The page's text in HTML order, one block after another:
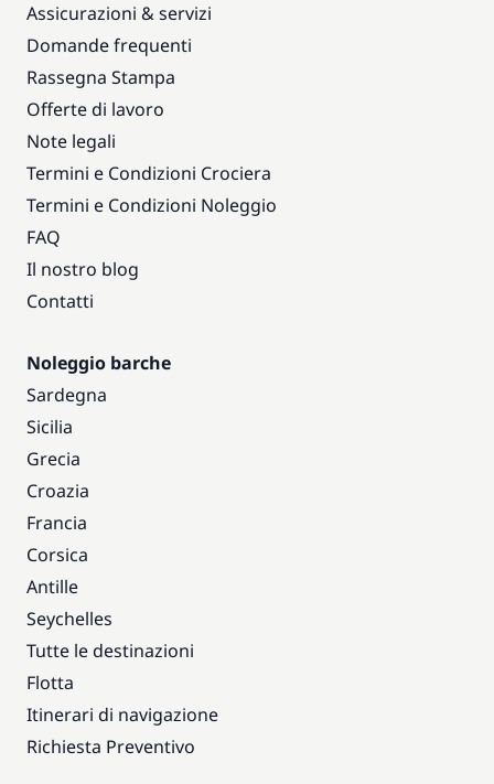
Assicurazioni & servizi
Domande frequenti
Rassegna Stampa
Offerte di lavoro
Note legali
Termini e Condizioni Crociera
Termini e Condizioni Noleggio
FAQ
Il nostro blog
Contatti
Noleggio barche
Sardegna
Sicilia
Grecia
Croazia
Francia
Corsica
Antille
Seychelles
Tutte le destinazioni
Flotta
Itinerari di navigazione
Richiesta Preventivo